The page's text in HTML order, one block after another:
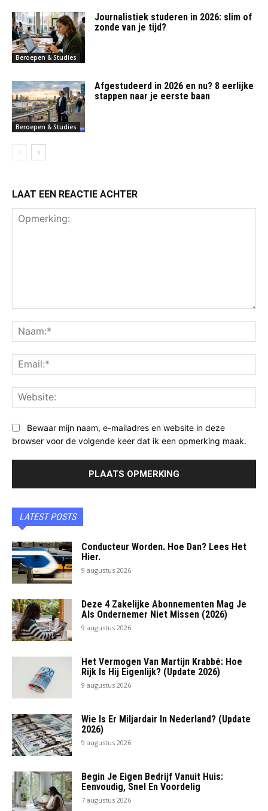
Beroepen & Studies
Journalistiek studeren in 2026: slim of
zonde van je tijd?
Beroepen & Studies
Afgestudeerd in 2026 en nu? 8 eerlijke
stappen naar je eerste baan
LAAT EEN REACTIE ACHTER
Bewaar mijn naam, e-mailadres en website in deze
browser voor de volgende keer dat ik een opmerking maak.
LATEST POSTS
Conducteur Worden. Hoe Dan? Lees Het
Hier.
9 augustus 2026
Deze 4 Zakelijke Abonnementen Mag Je
Als Ondernemer Niet Missen (2026)
9 augustus 2026
Het Vermogen Van Martijn Krabbé: Hoe
Rijk Is Hij Eigenlijk? (Update 2026)
9 augustus 2026
Wie Is Er Miljardair In Nederland? (Update
2026)
9 augustus 2026
Begin Je Eigen Bedrijf Vanuit Huis:
Eenvoudig, Snel En Voordelig
7 augustus 2026